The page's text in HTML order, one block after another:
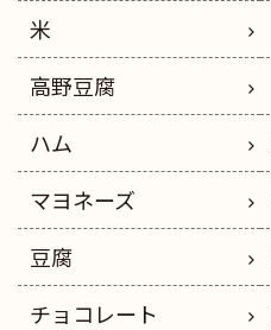
米
高野豆腐
ハム
マヨネーズ
豆腐
チョコレート